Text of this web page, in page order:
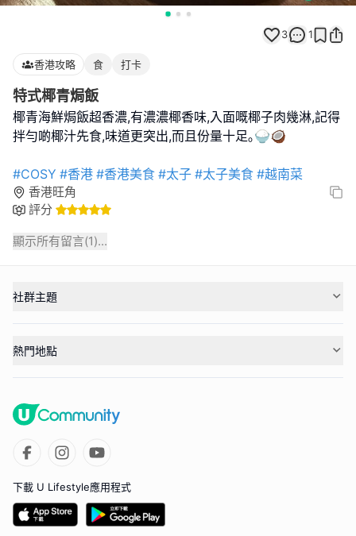
3 1
香港攻略 食 打卡
特式椰青焗飯
椰青海鮮焗飯超香濃,有濃濃椰香味,入面嘅椰子肉幾淋,記得
拌勻啲椰汁先食,味道更突出,而且份量十足｡🍚🥥
#COSY #香港 #香港美食 #太子 #太子美食 #越南菜
香港旺角
評分
顯示所有留言(1)...
社群主題
熱門地點
下載 U Lifestyle應用程式